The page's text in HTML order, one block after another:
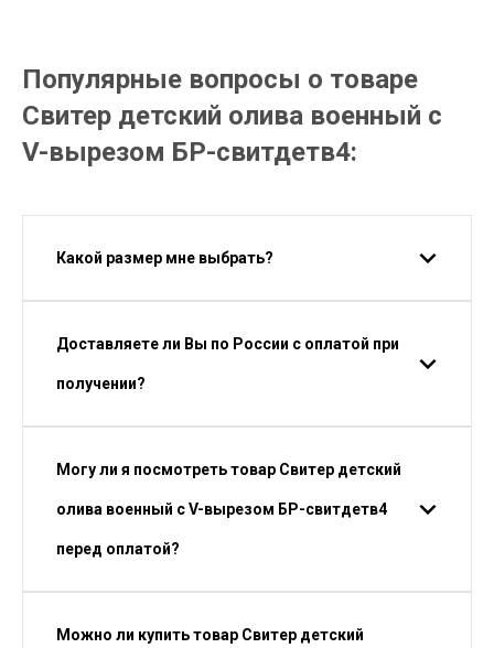
Популярные вопросы о товаре
Свитер детский олива военный с
V-вырезом БР-свитдетв4:
Какой размер мне выбрать?
Доставляете ли Вы по России с оплатой при
получении?
Могу ли я посмотреть товар Свитер детский
олива военный с V-вырезом БР-свитдетв4
перед оплатой?
Можно ли купить товар Свитер детский